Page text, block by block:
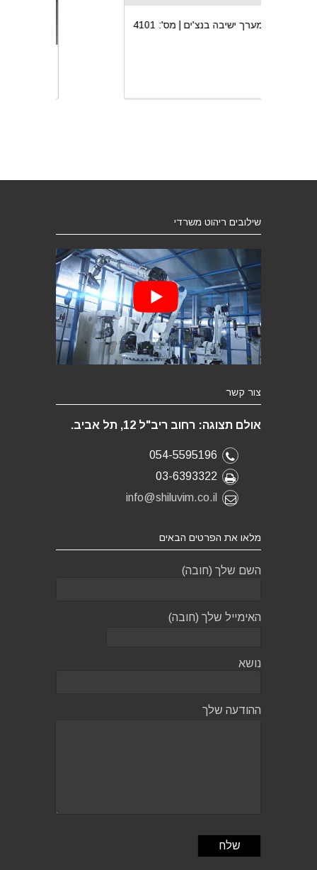
מערך ישיבה בנצ'ים | מס': 4101
שילובים ריהוט משרדי
צור קשר
אולם תצוגה: רחוב ריב"ל 12, תל אביב.
054-5595196
03-6393322
info@shiluvim.co.il
מלאו את הפרטים הבאים
השם שלך (חובה)
האימייל שלך (חובה)
נושא
ההודעה שלך